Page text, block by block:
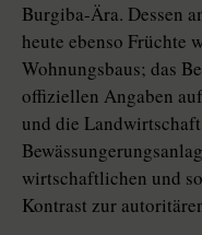
Burgiba-Ära. Dessen
heute ebenso Früchte
Wohnungsbaus; das
offiziellen Angaben
und die
wirtschaftlichen und
Kontrast zur